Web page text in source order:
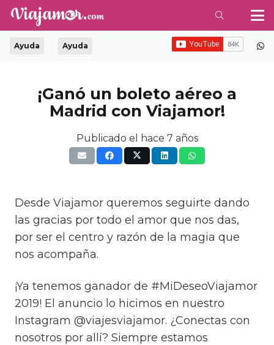
Ayuda Ayuda
¡Ganó un boleto aéreo a
Madrid con Viajamor!
Publicado el hace 7 años
Desde Viajamor queremos seguirte dando
las gracias por todo el amor que nos das,
por ser el centro y razón de la magia que
nos acompaña.
¡Ya tenemos ganador de #MiDeseoViajamor
2019! El anuncio lo hicimos en nuestro
Instagram @viajesviajamor. ¿Conectas con
nosotros por allí? Siempre estamos